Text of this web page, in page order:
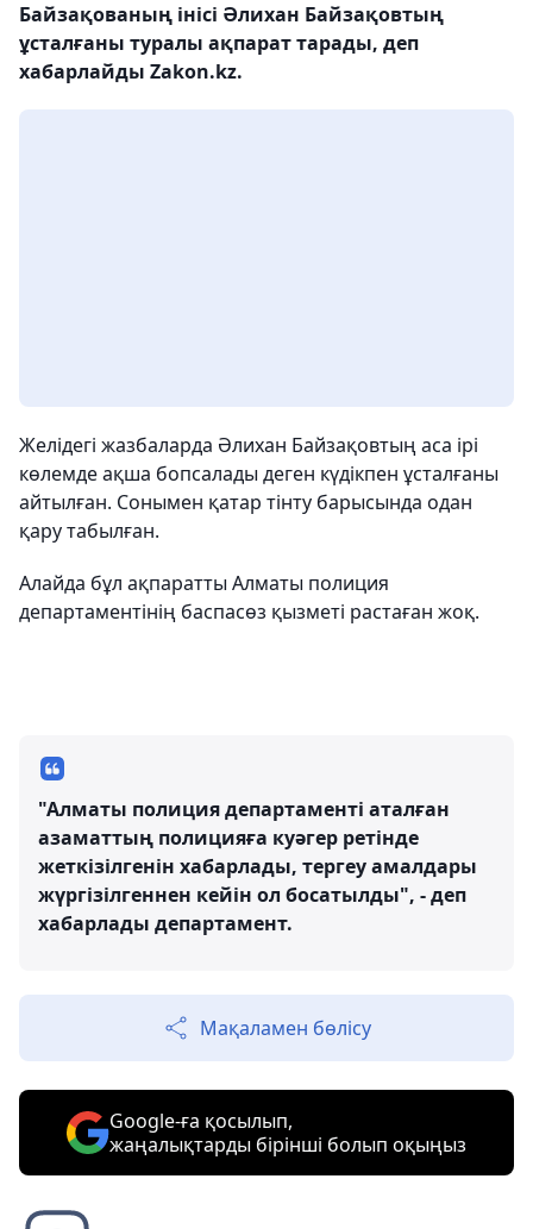
Байзақованың інісі Әлихан Байзақовтың
ұсталғаны туралы ақпарат тарады, деп
хабарлайды Zakon.kz.
Желідегі жазбаларда Әлихан Байзақовтың аса ірі
көлемде ақша бопсалады деген күдікпен ұсталғаны
айтылған. Сонымен қатар тінту барысында одан
қару табылған.
Алайда бұл ақпаратты Алматы полиция
департаментінің баспасөз қызметі растаған жоқ.
"Алматы полиция департаменті аталған
азаматтың полицияға куәгер ретінде
жеткізілгенін хабарлады, тергеу амалдары
жүргізілгеннен кейін ол босатылды", - деп
хабарлады департамент.
Мақаламен бөлісу
Google-ға қосылып,
жаңалықтарды бірінші болып оқыңыз